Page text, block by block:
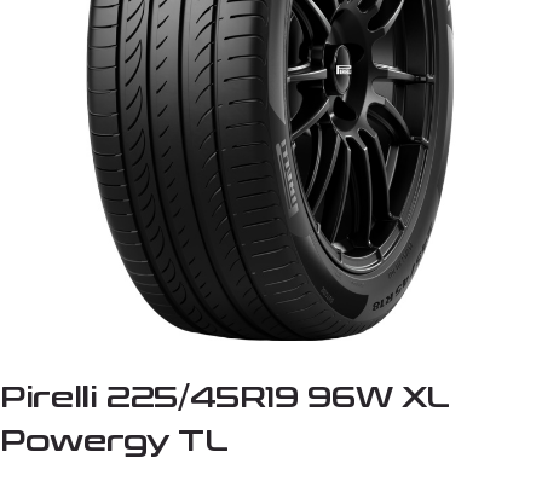
Pirelli 225/45R19 96W XL
Powergy TL